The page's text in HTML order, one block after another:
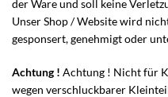
der Ware und soll keine
Unser Shop / Website wird
gesponsert, genehmigt oder
Achtung ! Achtung ! Nicht für
wegen verschluckbarer